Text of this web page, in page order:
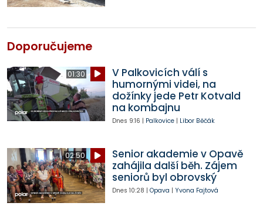
Doporučujeme
01:30
V Palkovicích válí s
humornými videi, na
dožínky jede Petr Kotvald
na kombajnu
Dnes 9:16 | Palkovice| Libor Běčák
02:50
Senior akademie v Opavě
zahájila další běh. Zájem
seniorů byl obrovský
Dnes 10:28 | Opava | Yvona Fajtová